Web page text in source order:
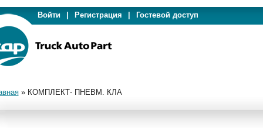
Войти Регистрация Гостевой доступ
» КОМПЛЕКТ- ПНЕВМ. КЛА